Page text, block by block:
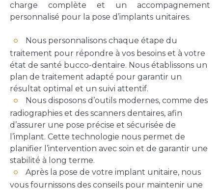
charge complète et un accompagnement
personnalisé pour la pose d’implants unitaires.
Nous personnalisons chaque étape du
traitement pour répondre à vos besoins et à votre
état de santé bucco-dentaire. Nous établissons un
plan de traitement adapté pour garantir un
résultat optimal et un suivi attentif.
Nous disposons d’outils modernes, comme des
radiographies et des scanners dentaires, afin
d’assurer une pose précise et sécurisée de
l’implant. Cette technologie nous permet de
planifier l’intervention avec soin et de garantir une
stabilité à long terme.
Après la pose de votre implant unitaire, nous
vous fournissons des conseils pour maintenir une